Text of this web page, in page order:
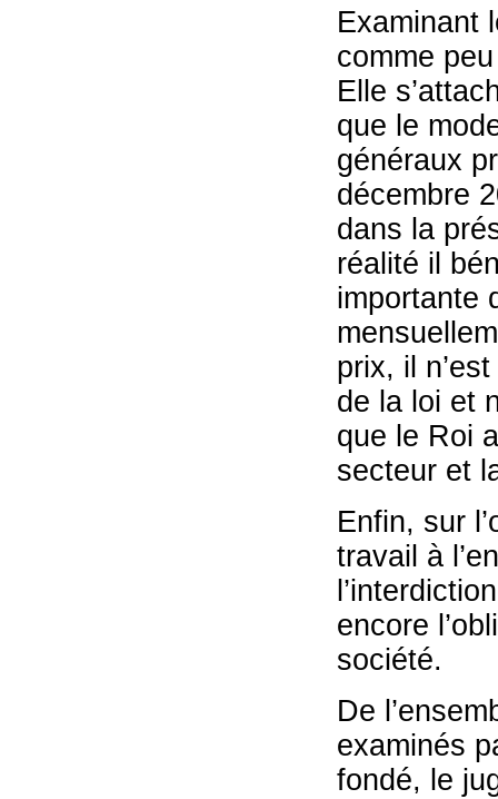
Examinant
comme
Elle
que le
généraux
décembre
dans la
réalité il
importante
prix, il
de la loi et
que le Roi
secteur et
Enfin, sur
travail à
encore
société.
De
examinés
fondé, le